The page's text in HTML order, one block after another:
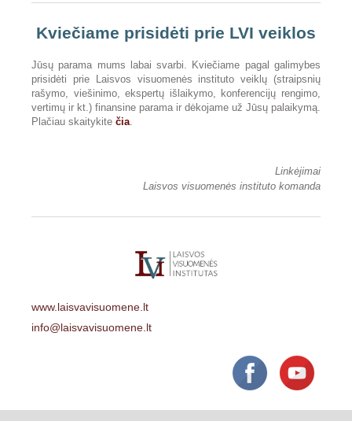
Kviečiame prisidėti prie LVI veiklos
Jūsų parama mums labai svarbi. Kviečiame pagal galimybes
prisidėti prie Laisvos visuomenės instituto veiklų (straipsnių
rašymo, viešinimo, ekspertų išlaikymo, konferencijų rengimo,
vertimų ir kt.) finansine parama ir dėkojame už Jūsų palaikymą.
Plačiau skaitykite čia.
Linkėjimai
Laisvos visuomenės instituto komanda
www.laisvavisuomene.lt
info@laisvavisuomene.lt